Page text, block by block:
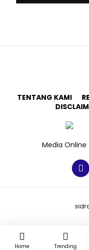
TENTANG KAMI
Media
Home Trending